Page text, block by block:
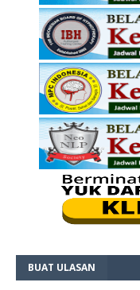
BUAT ULASAN